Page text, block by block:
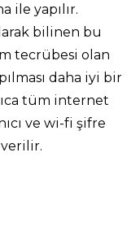
ile yapılır.
bilinen bu
tecrübesi olan
daha iyi bir
tüm internet
ve wi-fi şifre